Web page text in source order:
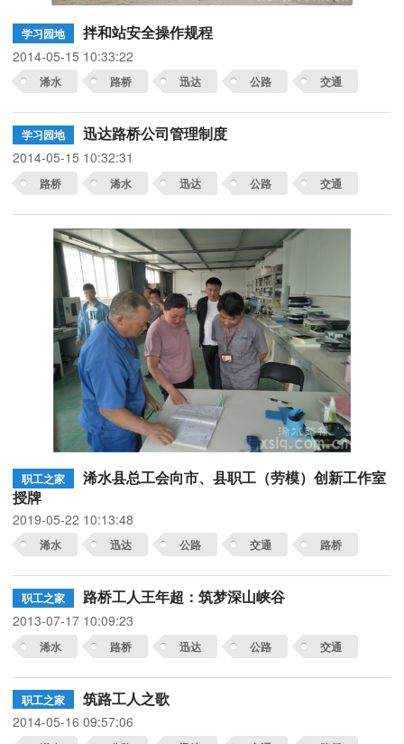
学习园地 拌和站安全操作规程
2014-05-15 10:33:22
浠水 路桥 迅达 公路 交通
学习园地 迅达路桥公司管理制度
2014-05-15 10:32:31
路桥 浠水 迅达 公路 交通
职工之家
浠水县总工会向市、县职工（劳模）创新工作室
授牌
2019-05-22 10:13:48
浠水 迅达 公路 交通 路桥
职工之家 路桥工人王年超：筑梦深山峡谷
2013-07-17 10:09:23
浠水 路桥 迅达 公路 交通
职工之家 筑路工人之歌
2014-05-16 09:57:06